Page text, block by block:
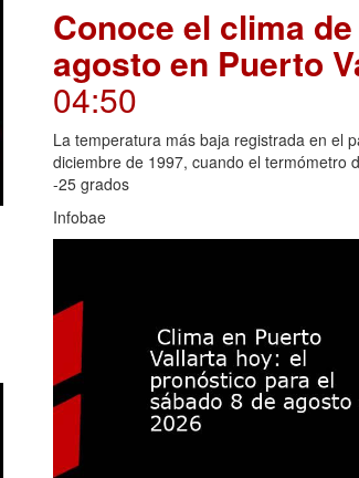
Conoce el clima
agosto en Puerto
04:50
La temperatura más baja registrada en el
diciembre de 1997, cuando el termómetro
-25 grados
Infobae